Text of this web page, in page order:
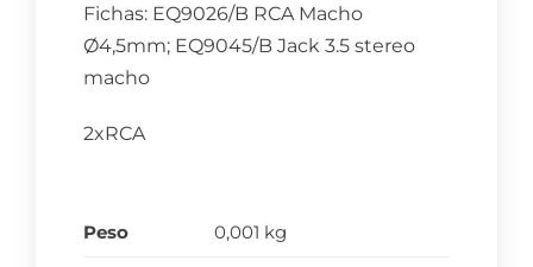
Fichas: EQ9026/B RCA Macho
Ø4,5mm; EQ9045/B Jack 3.5 stereo
macho
2xRCA
Peso 0,001 kg